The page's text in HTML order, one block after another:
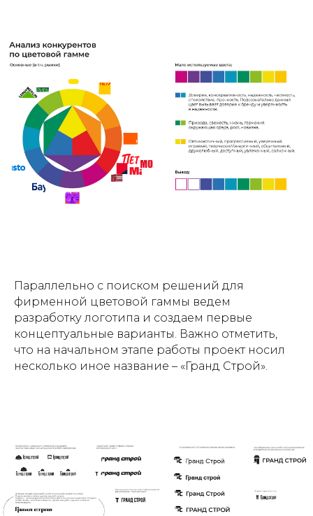
Параллельно с поиском решений для
фирменной цветовой гаммы ведем
разработку логотипа и создаем первые
концептуальные варианты. Важно отметить,
что на начальном этапе работы проект носил
несколько иное название – «Гранд Строй».